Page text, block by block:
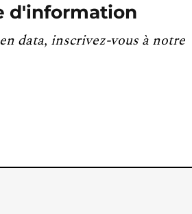
d'information
data, inscrivez-vous à notre